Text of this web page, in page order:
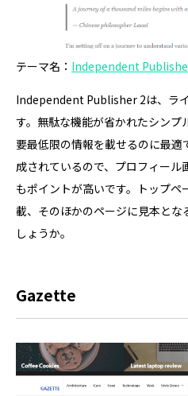
テーマ名： Independent
Independent Publisher 2は、ラ
す。無駄な機能が省かれたシンプ
要最低限の情報を載せるのに最
成されているので、プロフィー
もポイントが高いです。トップ
載、そのほかのページに見本と
しょうか。
Gazette